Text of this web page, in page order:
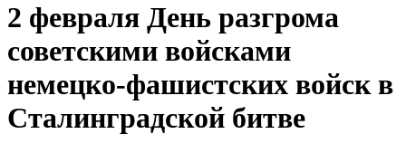
2 февраля День разгрома
советскими войсками
немецко-фашистских войск в
Сталинградской битве